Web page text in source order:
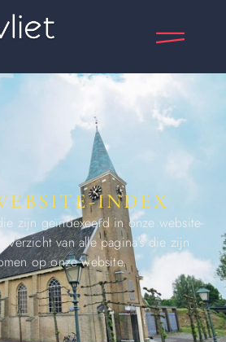
INDEX
zijn geïndexeerd in onze website-
van alle pagina’s die zijn
op onze website.